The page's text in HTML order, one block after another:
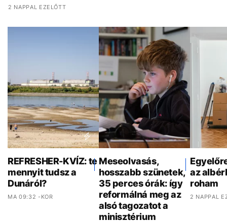
2 NAPPAL EZELŐTT
REFRESHER-KVÍZ: te
mennyit tudsz a
Dunáról?
MA 09:32 -KOR
Meseolvasás,
hosszabb szünetek,
35 perces órák: így
reformálná meg az
alsó tagozatot a
minisztérium
az
roham
2 NAPPAL